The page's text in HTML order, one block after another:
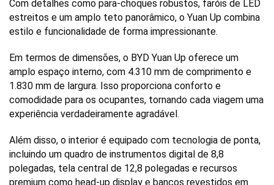
Com detalhes como para-choques robustos, faróis de LED
estreitos e um amplo teto panorâmico, o Yuan Up combina
estilo e funcionalidade de forma impressionante.
Em termos de dimensões, o BYD Yuan Up oferece um
amplo espaço interno, com 4.310 mm de comprimento e
1.830 mm de largura. Isso proporciona conforto e
comodidade para os ocupantes, tornando cada viagem uma
experiência verdadeiramente agradável.
Além disso, o interior é equipado com tecnologia de ponta,
incluindo um quadro de instrumentos digital de 8,8
polegadas, tela central de 12,8 polegadas e recursos
premium como head-up display e bancos revestidos em